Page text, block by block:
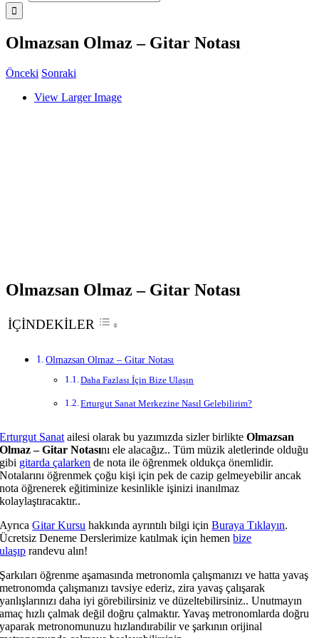
Olmazsan Olmaz – Gitar Notası
Önceki Sonraki
View Larger Image
Olmazsan Olmaz – Gitar Notası
İÇİNDEKİLER
Olmazsan Olmaz – Gitar Notası
Daha Fazlası İçin Bize Ulaşın
Erturgut Sanat Merkezine Nasıl Gelebilirim?
Erturgut Sanat ailesi olarak bu yazımızda sizler birlikteOlmazsan
Olmaz – Gitar Notasını ele alacağız.. Tüm müzik aletlerinde olduğu
gibi gitarda çalarken de nota ile öğrenmek oldukça önemlidir.
Notalarını öğrenmek çoğu kişi için pek de cazip gelmeyebilir ancak
nota öğrenerek eğitiminize kesinlikle işinizi inanılmaz
kolaylaştıracaktır..
AyrıcaGitar Kursu hakkında ayrıntılı bilgi içinBuraya Tıklayın.
Ücretsiz Deneme Derslerimize katılmak için hemenbize
ulaşıp randevu alın!
Şarkıları öğrenme aşamasında metronomla çalışmanızı ve hatta yavaş
metronomda çalışmanızı tavsiye ederiz, zira yavaş çalışarak
yanlışlarınızı daha iyi görebilirsiniz ve düzeltebilirsiniz.. Unutmayın
amaç hızlı çalmak değil doğru çalmaktır. Yavaş metronomlarda doğru
yaparak metronomunuzu hızlandırabilir ve şarkının orijinal